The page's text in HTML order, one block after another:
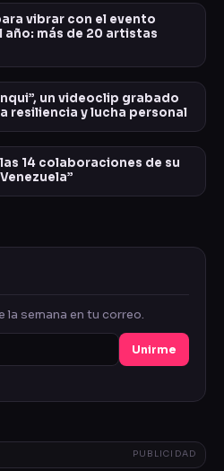
vibrar con el evento
año: más de 20 artistas
un videoclip grabado
resiliencia y lucha personal
14 colaboraciones de su
la semana en tu correo.
Unirme
PUBLICIDAD